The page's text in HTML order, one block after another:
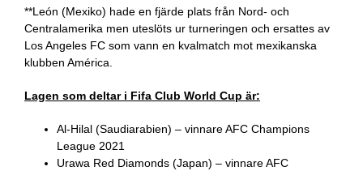
**León (Mexiko) hade en fjärde plats från Nord- och
Centralamerika men uteslöts ur turneringen och ersattes av
Los Angeles FC som vann en kvalmatch mot mexikanska
klubben América.
Lagen som deltar i Fifa Club World Cup är:
Al-Hilal (Saudiarabien) – vinnare AFC Champions
League 2021
Urawa Red Diamonds (Japan) – vinnare AFC